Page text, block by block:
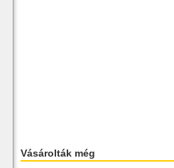
Vásárolták még